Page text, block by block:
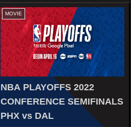
MOVIE
NBA PLAYOFFS 2022
CONFERENCE SEMIFINALS
PHX vs DAL